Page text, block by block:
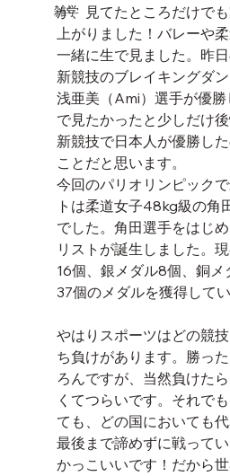
雑学
が、見てたところだけで
上がりました！バレーや
一緒に生で見ました。昨
新競技のブレイキングダ
浅亜美（Ami）選手が優
で見たかったと少しだけ
新競技で日本人が優勝し
ことだと思います。
今回のパリオリンピック
トは柔道女子48kg級の角
でした。角田選手をはじ
リストが誕生しました。
16個、銀メダル8個、銅メ
37個のメダルを獲得してい
やはりスポーツはどの競
ち負けがあります。勝っ
ろんですが、当然負けた
くてつらいです。それで
ても、どの国においても
最後まで諦めずに戦って
かっこいいです！だから